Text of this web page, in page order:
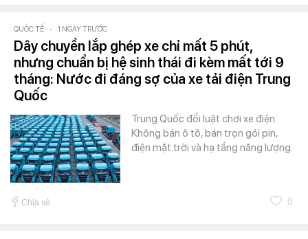
QUỐC TẾ - 1 NGÀY TRƯỚC
Dây chuyền lắp ghép xe chỉ mất 5 phút,
nhưng chuẩn bị hệ sinh thái đi kèm mất tới 9
tháng: Nước đi đáng sợ của xe tải điện Trung
Quốc
Trung Quốc đổi luật chơi xe điện:
Không bán ô tô, bán trọn gói pin,
điện mặt trời và hạ tầng năng lượng.
Chia sẻ 0